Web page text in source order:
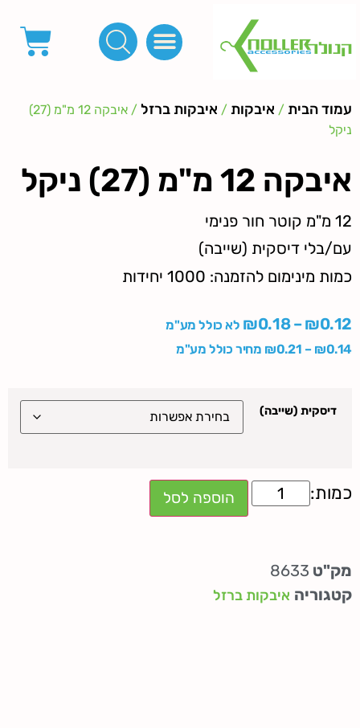
עמוד הבית / איבקות / איבקות ברזל
/ איבקה 12 מ"מ (27)
ניקל
איבקה 12 מ"מ (27) ניקל
12 מ"מ קוטר חור פנימי
עם/בלי דיסקית (שייבה)
כמות מינימום להזמנה: 1000 יחידות
₪0.12
–
₪0.18
לא כולל מע"מ
₪0.14
–
₪0.21 מחיר כולל מע"מ
דיסקית (שייבה)
הוספה לסל
מק"ט 8633
קטגוריה איבקות ברזל